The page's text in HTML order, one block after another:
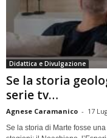
Didattica e Divulgazione
Se la storia
serie tv…
Agnese Caramanico - 17
Se la storia di Marte fosse